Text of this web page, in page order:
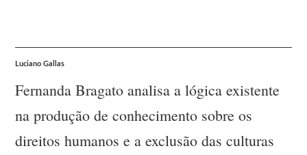
Luciano Gallas
Fernanda Bragato analisa a lógica existente
na produção de conhecimento sobre os
direitos humanos e a exclusão das culturas